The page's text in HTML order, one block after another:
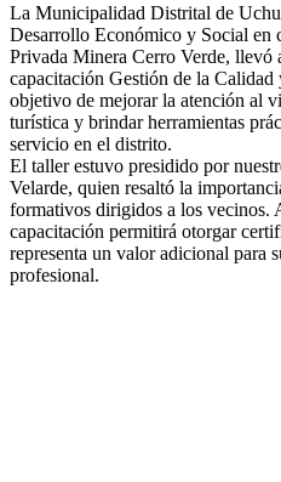
La Municipalidad Distrital de
Desarrollo Económico y Social en
Privada Minera Cerro Verde, llevó
capacitación Gestión de la
objetivo de mejorar la atención al
turística y brindar herramientas
servicio en el distrito.
El taller estuvo presidido por
Velarde, quien resaltó la
formativos dirigidos a los vecinos.
capacitación permitirá otorgar
representa un valor adicional para
profesional.